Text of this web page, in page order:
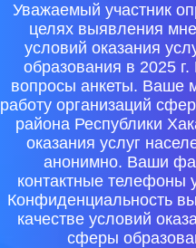
Уважаемый участник
целях выявления
условий оказания
образования в 2025
вопросы анкеты. Ваше
работу организаций
района Республики
оказания услуг
анонимно. Ваши
контактные телефоны
Конфиденциальность
качестве условий
сферы